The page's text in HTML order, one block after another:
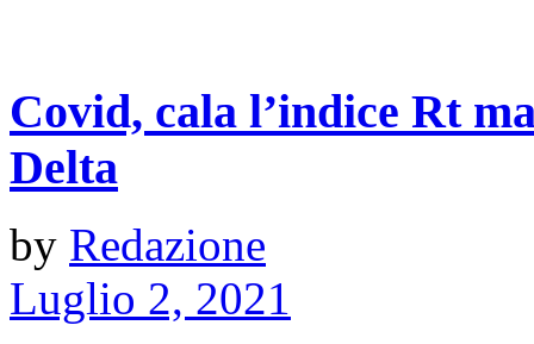
Covid, cala l’indice Rt
Delta
by Redazione
Luglio 2, 2021